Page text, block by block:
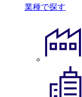
業種で探す